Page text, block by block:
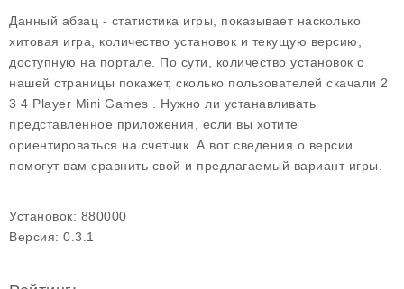
Данный абзац - статистика игры, показывает насколько
хитовая игра, количество установок и текущую версию,
доступную на портале. По сути, количество установок с
нашей страницы покажет, сколько пользователей скачали 2
3 4 Player Mini Games . Нужно ли устанавливать
представленное приложения, если вы хотите
ориентироваться на счетчик. А вот сведения о версии
помогут вам сравнить свой и предлагаемый вариант игры.
Установок: 880000
Версия: 0.3.1